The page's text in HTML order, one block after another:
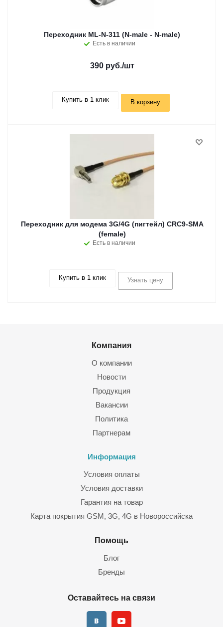
Переходник ML-N-311 (N-male - N-male)
Есть в наличии
390 руб./шт
Купить в 1 клик В корзину
Переходник для модема 3G/4G (пигтейл) CRC9-SMA
(female)
Есть в наличии
Купить в 1 клик Узнать цену
Компания
О компании
Новости
Продукция
Вакансии
Политика
Партнерам
Информация
Условия оплаты
Условия доставки
Гарантия на товар
Карта покрытия GSM, 3G, 4G в Новороссийска
Помощь
Блог
Бренды
Оставайтесь на связи